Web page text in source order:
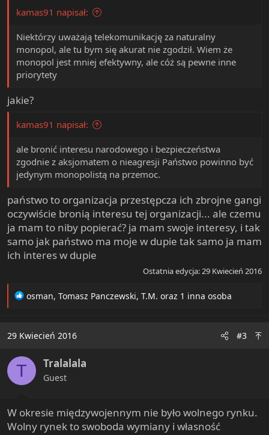
kamas91 napisał:
Niektórzy uważają telekomunikację za naturalny
monopol, ale tu bym się akurat nie zgodził. Wiem że
monopol jest mniej efektywny, ale cóż są pewne inne
priorytety
jakie?
kamas91 napisał:
ale bronić interesu narodowego i bezpieczeństwa
zgodnie z aksjomatem o nieagresji Państwo powinno być
jedynym monopolistą na przemoc.
państwo to organizacja przestępcza ich zbrojne gangi
oczywiście bronią interesu tej organizacji... ale czemu
ja mam to niby popierać? ja mam swoje interesy, i tak
samo jak państwo ma moje w dupie tak samo ja mam
ich interes w dupie
Ostatnia edycja:29 Kwiecień 2016
R
t
o
s
osman, Tomasz Panczewski, T.M. oraz 1 inna osoba
29 Kwiecień 2016 #3
T Tralalala
Guest
W okresie międzywojennym nie było wolnego rynku.
Wolny rynek to swoboda wymiany i własność